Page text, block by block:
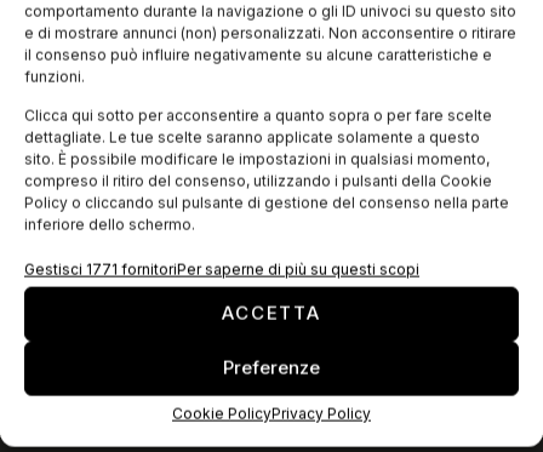
comportamento durante la navigazione o gli ID univoci su questo sito
e di mostrare annunci (non) personalizzati. Non acconsentire o ritirare
il consenso può influire negativamente su alcune caratteristiche e
funzioni.
Clicca qui sotto per acconsentire a quanto sopra o per fare scelte
dettagliate. Le tue scelte saranno applicate solamente a questo
sito. È possibile modificare le impostazioni in qualsiasi momento,
compreso il ritiro del consenso, utilizzando i pulsanti della Cookie
Policy o cliccando sul pulsante di gestione del consenso nella parte
inferiore dello schermo.
Gestisci 1771 fornitoriPer saperne di più su questi scopi
ACCETTA
Preferenze
Cookie PolicyPrivacy Policy
EDICOLA WEB
ISCRIVITI ALLA NEWSLETTER